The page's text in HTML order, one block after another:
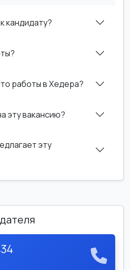
кандидату?
работы в Хедера?
эту вакансию?
эту